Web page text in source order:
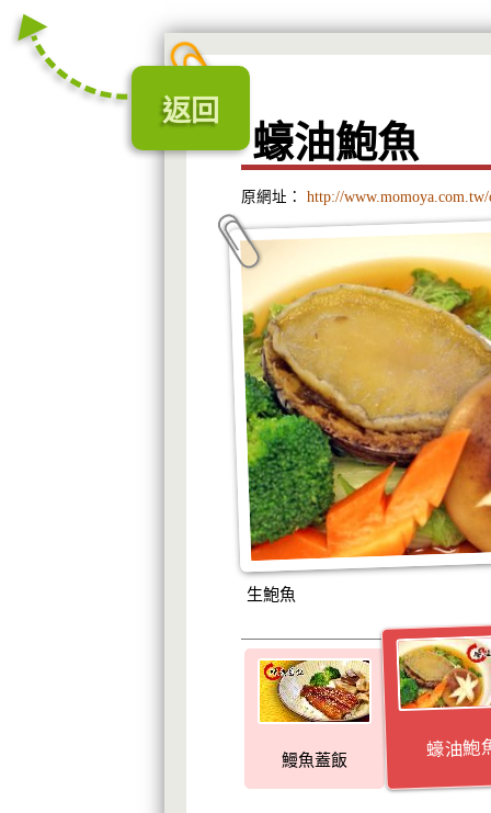
蠔油鮑魚
原網址： http://www.momoya.com.tw/
生鮑魚
鰻魚蓋飯
蠔油鮑
返回